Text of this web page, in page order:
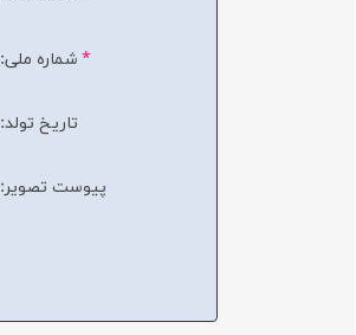
* شماره ملی:
تاریخ تولد:
پیوست تصویر: